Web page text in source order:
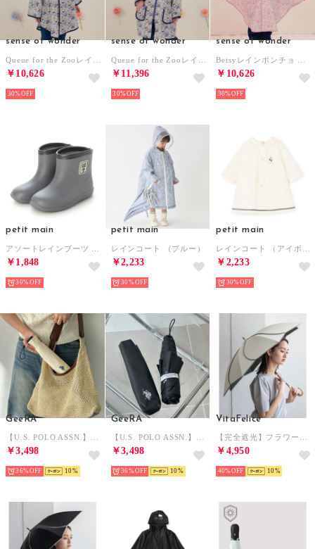
sense of wonder
￥10,626
30%
sense of wonder
￥11,396
30%
sense of wonder
￥10,626
30%
petit main
￥1,848
30%
petit main
レインコート （ブルー）
￥2,233
30%
petit main
￥2,233
30%
GeeRA
￥3,498
36% 10
GeeRA
￥3,498
36% 10
VitaFelice
￥4,950
40% 10